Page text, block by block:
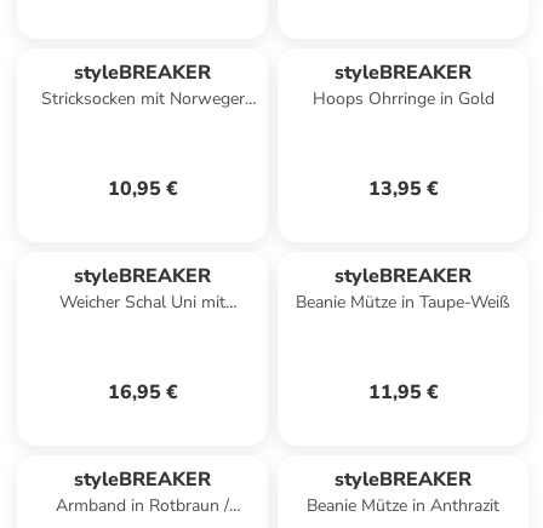
styleBREAKER
Stricksocken mit Norweger
10,95 €
styleBREAKER
Hoops Ohrringe in Gold
13,95 €
styleBREAKER
Weicher Schal Uni mit
16,95 €
styleBREAKER
Beanie Mütze in Taupe-Weiß
11,95 €
styleBREAKER
Armband in Rotbraun /
styleBREAKER
Beanie Mütze in Anthrazit